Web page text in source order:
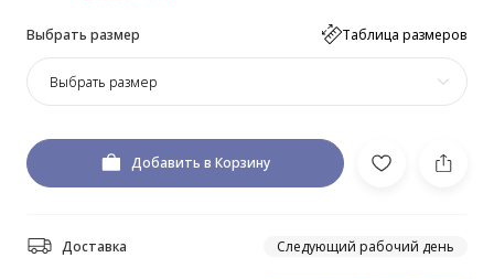
Выбрать размер Таблица размеров
Выбрать размер
Добавить в Корзину
Доставка Следующий рабочий день